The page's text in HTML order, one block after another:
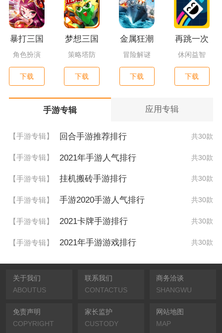
暴打三国
角色扮演
下载
梦想三国
策略塔防
下载
金属狂潮
冒险解谜
下载
再跳一次
休闲益智
下载
手游专辑 应用专辑
【手游专辑】 回合手游推荐排行 共30款
【手游专辑】 2021年手游人气排行 共30款
【手游专辑】 挂机搬砖手游排行 共30款
【手游专辑】 手游2020手游人气排行 共30款
【手游专辑】 2021卡牌手游排行 共30款
【手游专辑】 2021年手游游戏排行 共30款
关于我们
ABOUTUS
联系我们
CONTACTUS
商务洽谈
SHANGWU
免责声明
COPYRIGHT
家长监护
CUSTODY
网站地图
MAP